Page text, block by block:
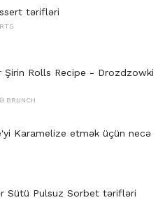
tərifləri
Şirin Rolls Recipe - Drozdzowki
BRUNCH
Karamelize etmək üçün necə
Sütü Pulsuz Sorbet tərifləri